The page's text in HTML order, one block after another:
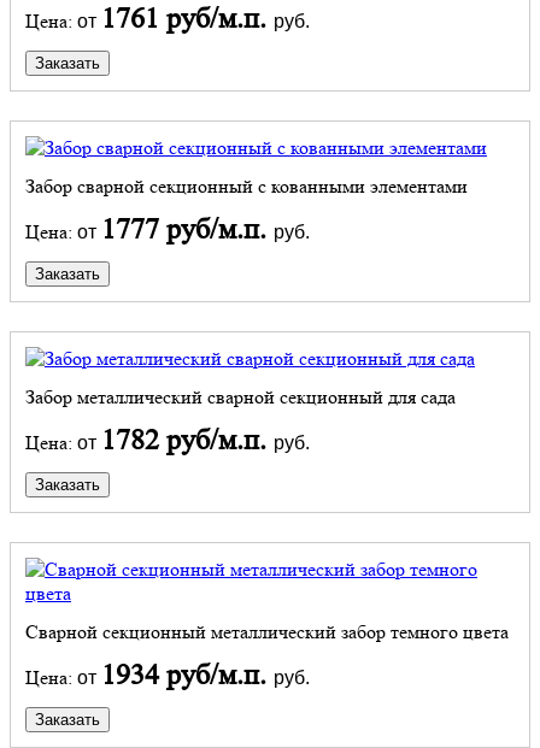
Цена: от 1761 руб/м.п. руб.
Заказать
Забор сварной секционный с кованными элементами
Цена: от 1777 руб/м.п. руб.
Заказать
Забор металлический сварной секционный для сада
Цена: от 1782 руб/м.п. руб.
Заказать
Сварной секционный металлический забор темного цвета
Цена: от 1934 руб/м.п. руб.
Заказать